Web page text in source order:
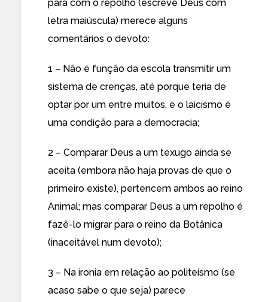
para com o repolho (escreve Deus com
letra maiúscula) merece alguns
comentários o devoto:
1 – Não é função da escola transmitir um
sistema de crenças, até porque teria de
optar por um entre muitos, e o laicismo é
uma condição para a democracia;
2 – Comparar Deus a um texugo ainda se
aceita (embora não haja provas de que o
primeiro existe), pertencem ambos ao reino
Animal; mas comparar Deus a um repolho é
fazê-lo migrar para o reino da Botânica
(inaceitável num devoto);
3 – Na ironia em relação ao politeísmo (se
acaso sabe o que seja) parece